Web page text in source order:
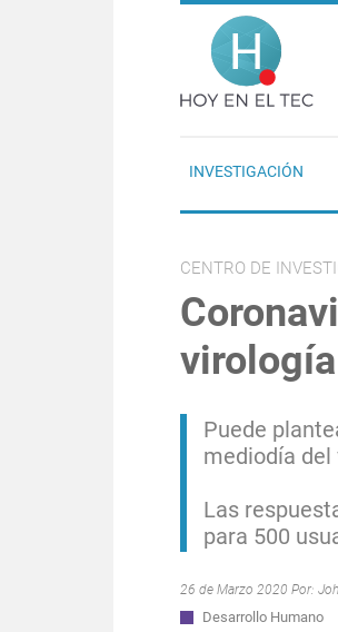
Pasar al contenido principal
INVESTIGACIÓN
CENTRO DE
Puede
mediodía del
Las
para 500
26 de Marzo 2020 Por:
Desarrollo Humano